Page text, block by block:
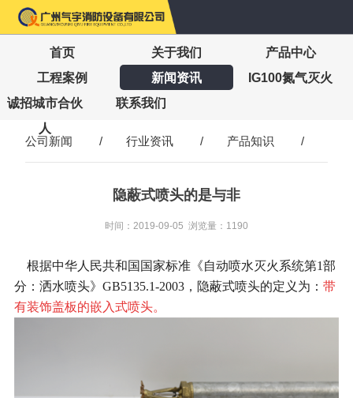
首页 关于我们
产品中心
工程案例
新闻资讯
IG100氮气灭火
诚招城市合伙
人
联系我们
公司新闻 / 行业资讯 / 产品知识 /
隐蔽式喷头的是与非
时间：2019-09-05 浏览量：1190
根据中华人民共和国国家标准《自动喷水灭火系统第1部
分：洒水喷头》GB5135.1-2003，隐蔽式喷头的定义为： 带
有装饰盖板的嵌入式喷头。